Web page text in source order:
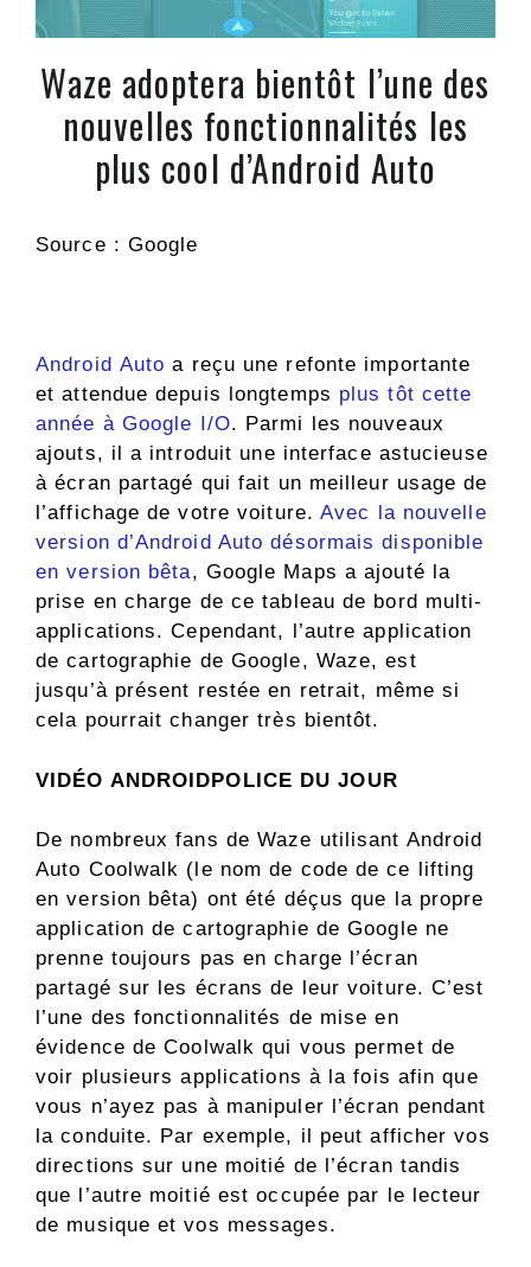
Waze adoptera bientôt l’une des
nouvelles fonctionnalités les
plus cool d’Android Auto
Source : Google
Android Auto a reçu une refonte importante
et attendue depuis longtemps plus tôt cette
année à Google I/O. Parmi les nouveaux
ajouts, il a introduit une interface astucieuse
à écran partagé qui fait un meilleur usage de
l’affichage de votre voiture.Avec la nouvelle
version d’Android Auto désormais disponible
en version bêta, Google Maps a ajouté la
prise en charge de ce tableau de bord multi-
applications. Cependant, l’autre application
de cartographie de Google, Waze, est
jusqu’à présent restée en retrait, même si
cela pourrait changer très bientôt.
VIDÉO ANDROIDPOLICE DU JOUR
De nombreux fans de Waze utilisant Android
Auto Coolwalk (le nom de code de ce lifting
en version bêta) ont été déçus que la propre
application de cartographie de Google ne
prenne toujours pas en charge l’écran
partagé sur les écrans de leur voiture. C’est
l’une des fonctionnalités de mise en
évidence de Coolwalk qui vous permet de
voir plusieurs applications à la fois afin que
vous n’ayez pas à manipuler l’écran pendant
la conduite. Par exemple, il peut afficher vos
directions sur une moitié de l’écran tandis
que l’autre moitié est occupée par le lecteur
de musique et vos messages.